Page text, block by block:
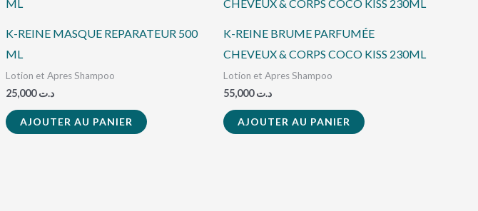
K-REINE MASQUE REPARATEUR 500
ML
Lotion et Apres Shampoo
د.ت25,000
AJOUTER AU PANIER
K-REINE BRUME PARFUMÉE
CHEVEUX & CORPS COCO KISS 230ML
Lotion et Apres Shampoo
د.ت55,000
AJOUTER AU PANIER